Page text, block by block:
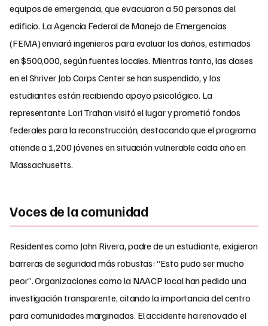
equipos de emergencia, que evacuaron a 50 personas del
edificio. La Agencia Federal de Manejo de Emergencias
(FEMA) enviará ingenieros para evaluar los daños, estimados
en $500,000, según fuentes locales. Mientras tanto, las clases
en el Shriver Job Corps Center se han suspendido, y los
estudiantes están recibiendo apoyo psicológico. La
representante Lori Trahan visitó el lugar y prometió fondos
federales para la reconstrucción, destacando que el programa
atiende a 1,200 jóvenes en situación vulnerable cada año en
Massachusetts.
Voces de la comunidad
Residentes como John Rivera, padre de un estudiante, exigieron
barreras de seguridad más robustas: “Esto pudo ser mucho
peor”. Organizaciones como la NAACP local han pedido una
investigación transparente, citando la importancia del centro
para comunidades marginadas. El accidente ha renovado el